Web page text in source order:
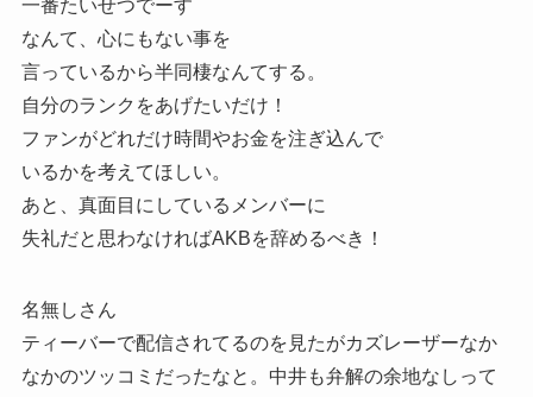
一番たいせつでーす
なんて、心にもない事を
言っているから半同棲なんてする。
自分のランクをあげたいだけ！
ファンがどれだけ時間やお金を注ぎ込んで
いるかを考えてほしい。
あと、真面目にしているメンバーに
失礼だと思わなければAKBを辞めるべき！
名無しさん
ティーバーで配信されてるのを見たがカズレーザーなか
なかのツッコミだったなと。中井も弁解の余地なしって